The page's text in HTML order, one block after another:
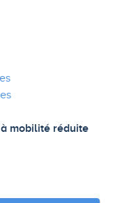
mobilité réduite